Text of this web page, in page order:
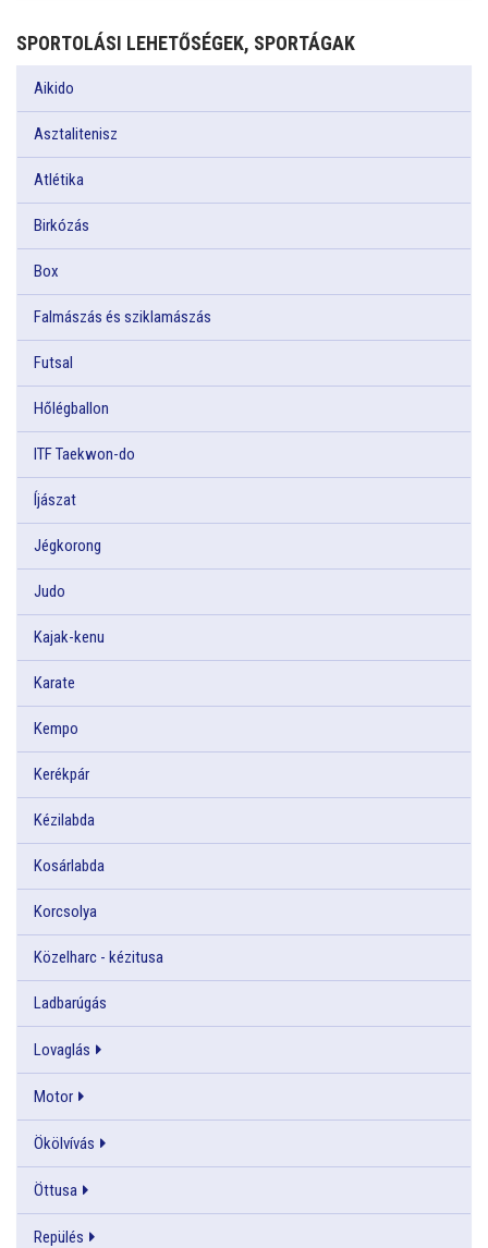
SPORTOLÁSI LEHETŐSÉGEK, SPORTÁGAK
Aikido
Asztalitenisz
Atlétika
Birkózás
Box
Falmászás és sziklamászás
Futsal
Hőlégballon
ITF Taekwon-do
Íjászat
Jégkorong
Judo
Kajak-kenu
Karate
Kempo
Kerékpár
Kézilabda
Kosárlabda
Korcsolya
Közelharc - kézitusa
Ladbarúgás
Lovaglás
Motor
Ökölvívás
Öttusa
Repülés